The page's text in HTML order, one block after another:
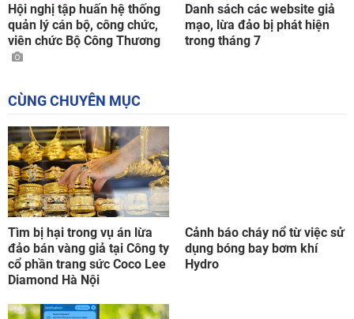
Hội nghị tập huấn hệ thống
quản lý cán bộ, công chức,
viên chức Bộ Công Thương
Danh sách các website giả
mạo, lừa đảo bị phát hiện
trong tháng 7
CÙNG CHUYÊN MỤC
Tìm bị hại trong vụ án lừa
đảo bán vàng giả tại Công ty
cổ phần trang sức Coco Lee
Diamond Hà Nội
Cảnh báo cháy nổ từ việc sử
dụng bóng bay bơm khí
Hydro